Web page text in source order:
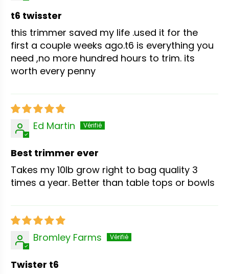
t6 twisster
this trimmer saved my life .used it for the
first a couple weeks ago.t6 is everything you
need ,no more hundred hours to trim. its
worth every penny
Ed Martin
Best trimmer ever
Takes my 10lb grow right to bag quality 3
times a year. Better than table tops or bowls
Bromley Farms
Twister t6